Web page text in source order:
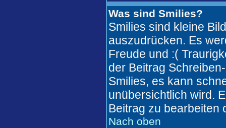
Was sind Smilies?
Smilies sind kleine
auszudrücken. Es
Freude und :(
der Beitrag
Smilies, es kann
unübersichtlich wird.
Beitrag zu bearbeiten
Nach oben